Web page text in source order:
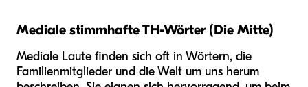
Mediale stimmhafte TH-Wörter (Die Mitte)
Mediale Laute finden sich oft in Wörtern, die
Familienmitglieder und die Welt um uns herum